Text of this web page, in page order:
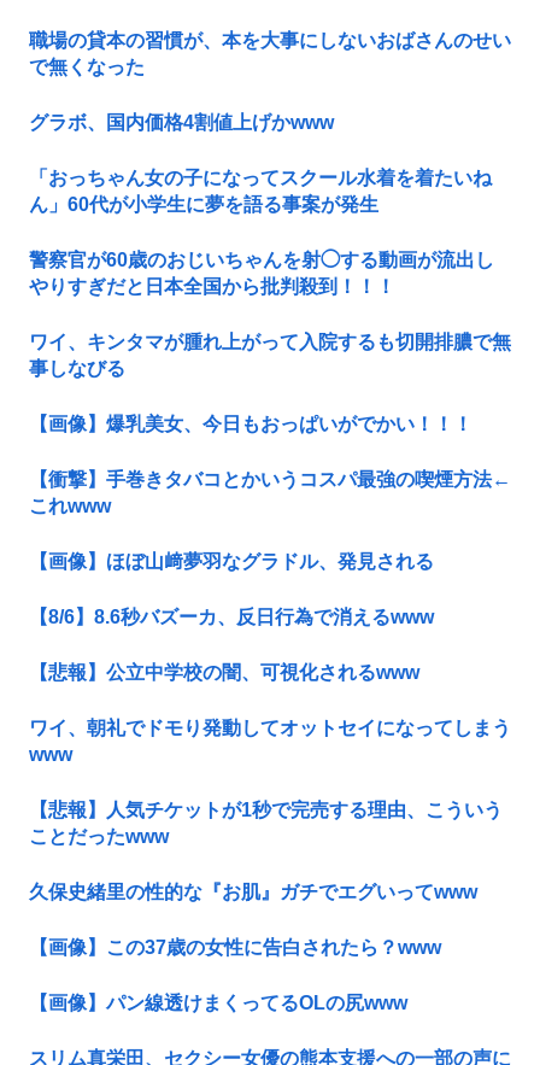
職場の貸本の習慣が、本を大事にしないおばさんのせい
で無くなった
グラボ、国内価格4割値上げかwww
「おっちゃん女の子になってスクール水着を着たいね
ん」60代が小学生に夢を語る事案が発生
警察官が60歳のおじいちゃんを射◯する動画が流出し
やりすぎだと日本全国から批判殺到！！！
ワイ、キンタマが腫れ上がって入院するも切開排膿で無
事しなびる
【画像】爆乳美女、今日もおっぱいがでかい！！！
【衝撃】手巻きタバコとかいうコスパ最強の喫煙方法←
これwww
【画像】ほぼ山﨑夢羽なグラドル、発見される
【8/6】8.6秒バズーカ、反日行為で消えるwww
【悲報】公立中学校の闇、可視化されるwww
ワイ、朝礼でドモり発動してオットセイになってしまう
www
【悲報】人気チケットが1秒で完売する理由、こういう
ことだったwww
久保史緒里の性的な『お肌』ガチでエグいってwww
【画像】この37歳の女性に告白されたら？www
【画像】パン線透けまくってるOLの尻www
スリム真栄田、セクシー女優の熊本支援への一部の声に